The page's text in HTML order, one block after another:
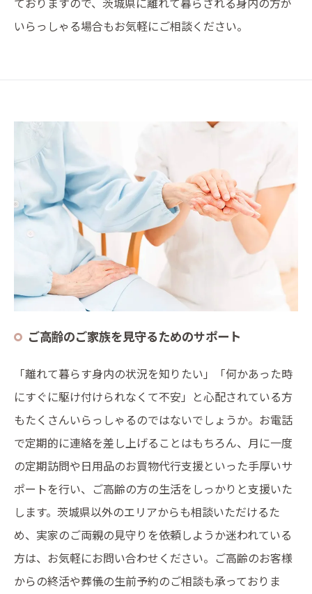
いらっしゃる場合もお気軽にご相談ください。
ご高齢のご家族を見守るためのサポート
「離れて暮らす身内の状況を知りたい」「何かあった時
にすぐに駆け付けられなくて不安」と心配されている方
もたくさんいらっしゃるのではないでしょうか。お電話
で定期的に連絡を差し上げることはもちろん、月に一度
の定期訪問や日用品のお買物代行支援といった手厚いサ
ポートを行い、ご高齢の方の生活をしっかりと支援いた
します。茨城県以外のエリアからも相談いただけるた
め、実家のご両親の見守りを依頼しようか迷われている
方は、お気軽にお問い合わせください。ご高齢のお客様
からの終活や葬儀の生前予約のご相談も承っておりま